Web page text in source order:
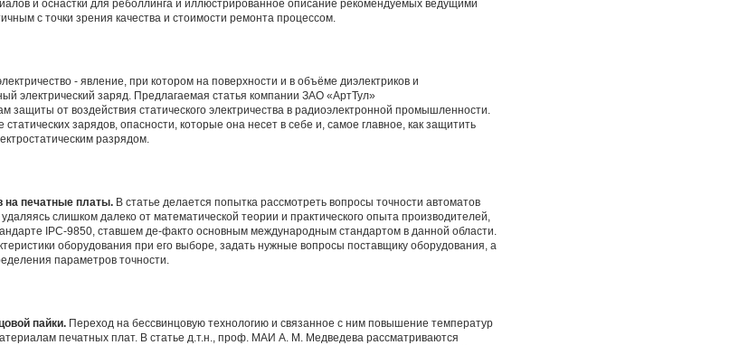
и оснастки для реболлинга и иллюстрированное описание рекомендуемых ведущими
с точки зрения качества и стоимости ремонта процессом.
- явление, при котором на поверхности и в объёме диэлектриков и
электрический заряд. Предлагаемая статья компании ЗАО «АртТул»
от воздействия статического электричества в радиоэлектронной промышленности.
зарядов, опасности, которые она несет в себе и, самое главное, как защитить
разрядом.
на печатные платы. В статье делается попытка рассмотреть вопросы точности автоматов
слишком далеко от математической теории и практического опыта производителей,
IPC-9850, ставшем де-факто основным международным стандартом в данной области.
оборудования при его выборе, задать нужные вопросы поставщику оборудования, а
параметров точности.
пайки. Переход на бессвинцовую технологию и связанное с ним повышение температур
печатных плат. В статье д.т.н., проф. МАИ А. М. Медведева рассматриваются